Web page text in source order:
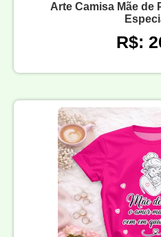
Arte Camisa Mãe de
R$: